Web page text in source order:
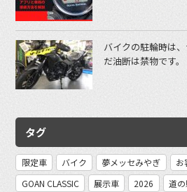
バイクの駐輪時は
だ油断は禁物です。
タグ
限定車 バイク 夢メッセみやぎ お
GOAN CLASSIC
展示車 2026 道